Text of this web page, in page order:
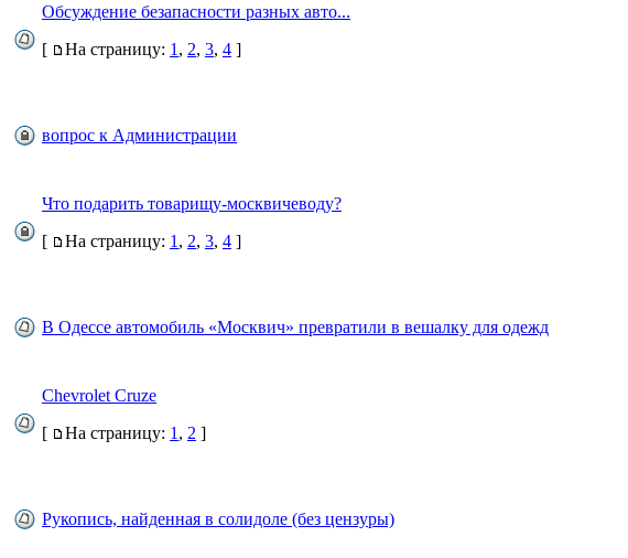
Обсуждение безапасности разных авто...
[
На страницу: 1 , 2, 3, 4 ]
вопрос к Администрации
Что подарить товарищу-москвичеводу?
[
На страницу: 1 , 2, 3, 4 ]
В Одессе автомобиль «Москвич» превратили в вешалку для одежд
Chevrolet Cruze
[
На страницу: 1 , 2 ]
Рукопись, найденная в солидоле (без цензуры)